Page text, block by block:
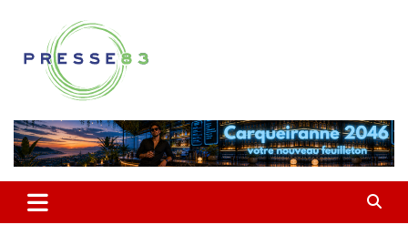
contenu
Presse 83